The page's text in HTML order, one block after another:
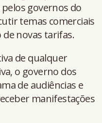
governos do
temas comerciais
de novas tarifas.
de qualquer
o governo dos
de audiências e
manifestações